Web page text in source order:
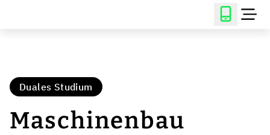
Duales Studium
Maschinenbau